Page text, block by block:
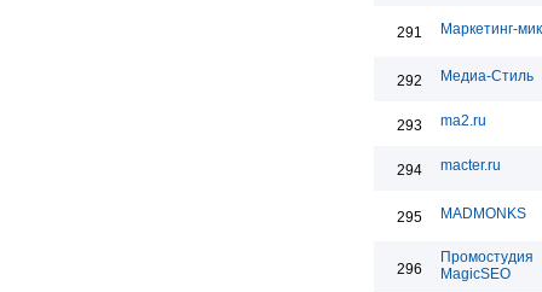
291 Маркетинг-
292 Медиа-Стиль
293 ma2.ru
294 macter.ru
295 MADMONKS
296
Промостудия
MagicSEO